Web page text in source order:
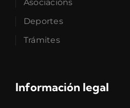
Asociacións
Deportes
Trámites
Información legal